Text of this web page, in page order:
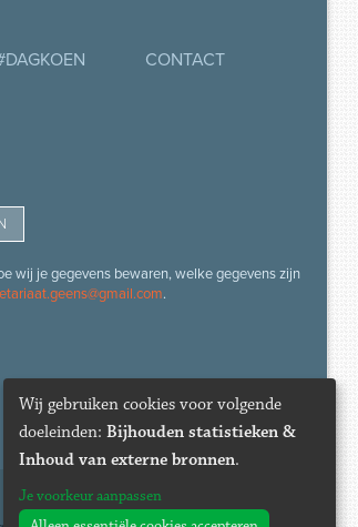
CONTACT
wij je gegevens bewaren, welke gegevens zijn
.
Wij gebruiken cookies voor volgende
doeleinden: Bijhouden statistieken &
Inhoud van externe bronnen.
Je voorkeur aanpassen